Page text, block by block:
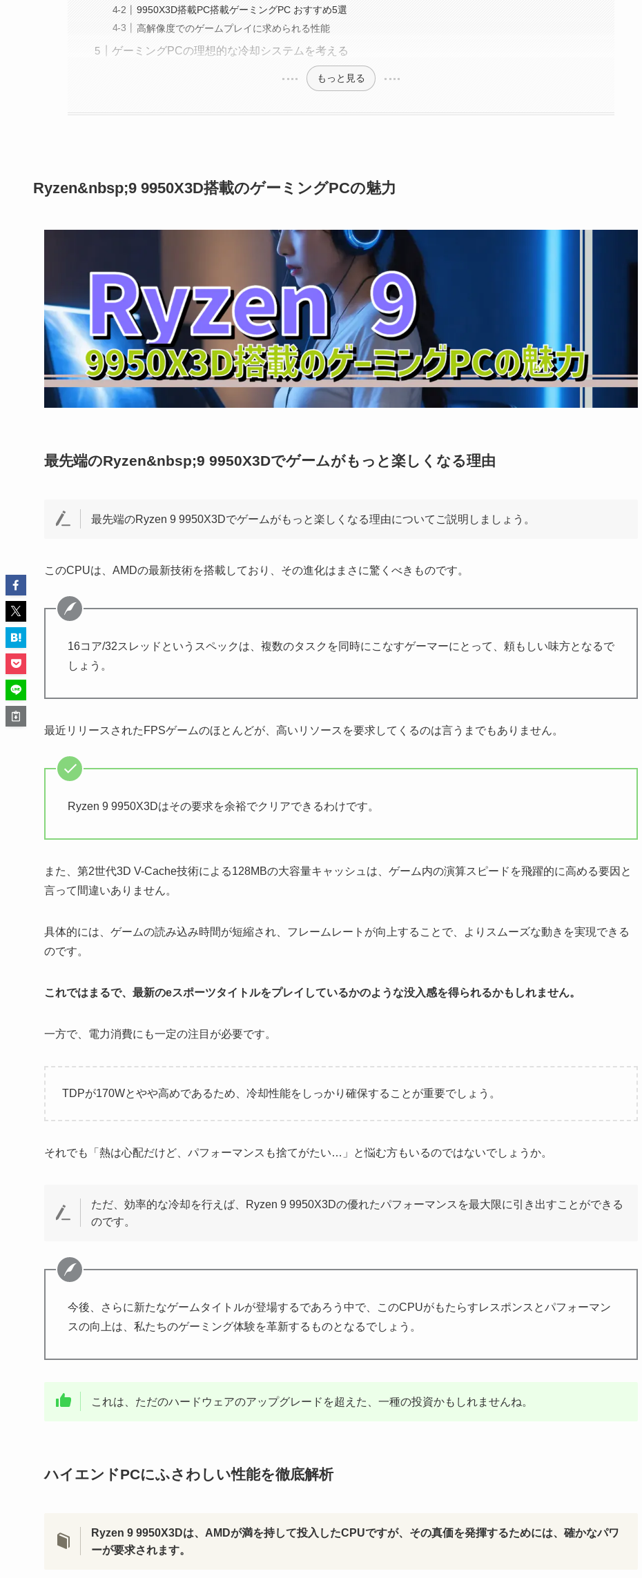
9950X3D搭載PC搭載ゲーミングPC おすすめ5選
高解像度でのゲームプレイに求められる性能
ゲーミングPCの理想的な冷却システムを考える
もっと見る
Ryzen&nbsp;9 9950X3D搭載のゲーミングPCの魅力
最先端のRyzen&nbsp;9 9950X3Dでゲームがもっと楽しくなる理由
最先端のRyzen 9 9950X3Dでゲームがもっと楽しくなる理由についてご説明しましょう。
このCPUは、AMDの最新技術を搭載しており、その進化はまさに驚くべきものです。
16コア/32スレッドというスペックは、複数のタスクを同時にこなすゲーマーにとって、頼もしい味方となるで
しょう。
最近リリースされたFPSゲームのほとんどが、高いリソースを要求してくるのは言うまでもありません。
Ryzen 9 9950X3Dはその要求を余裕でクリアできるわけです。
また、第2世代3D V-Cache技術による128MBの大容量キャッシュは、ゲーム内の演算スピードを飛躍的に高める要因と
言って間違いありません。
具体的には、ゲームの読み込み時間が短縮され、フレームレートが向上することで、よりスムーズな動きを実現できる
のです。
これではまるで、最新のeスポーツタイトルをプレイしているかのような没入感を得られるかもしれません。
一方で、電力消費にも一定の注目が必要です。
TDPが170Wとやや高めであるため、冷却性能をしっかり確保することが重要でしょう。
それでも「熱は心配だけど、パフォーマンスも捨てがたい…」と悩む方もいるのではないでしょうか。
ただ、効率的な冷却を行えば、Ryzen 9 9950X3Dの優れたパフォーマンスを最大限に引き出すことができる
のです。
今後、さらに新たなゲームタイトルが登場するであろう中で、このCPUがもたらすレスポンスとパフォーマン
スの向上は、私たちのゲーミング体験を革新するものとなるでしょう。
これは、ただのハードウェアのアップグレードを超えた、一種の投資かもしれませんね。
ハイエンドPCにふさわしい性能を徹底解析
Ryzen 9 9950X3Dは、AMDが満を持して投入したCPUですが、その真価を発揮するためには、確かなパワ
ーが要求されます。